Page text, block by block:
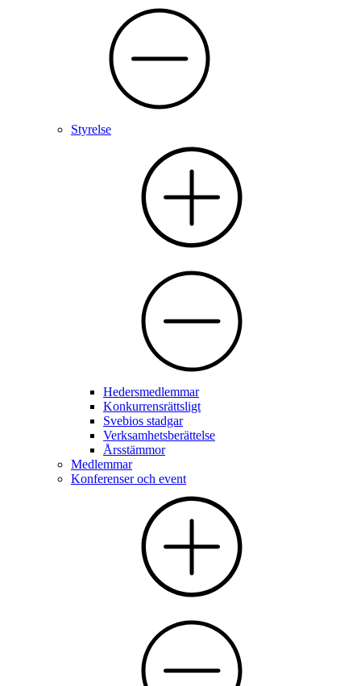
Styrelse
Hedersmedlemmar
Konkurrensrättsligt
Svebios stadgar
Verksamhetsberättelse
Årsstämmor
Medlemmar
Konferenser och event